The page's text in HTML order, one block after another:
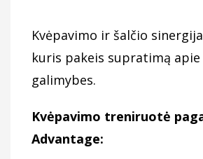
Kvėpavimo ir šalčio
kuris pakeis supratimą apie
galimybes.
Kvėpavimo treniruotė
Advantage: